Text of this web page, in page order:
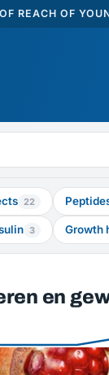
REACH OF
22
3 Growth
en